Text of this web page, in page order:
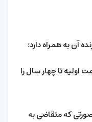
آن به همراه دارد:
اولیه تا چهار سال را
(یا 21 ماه در صورتی که متقاضی به